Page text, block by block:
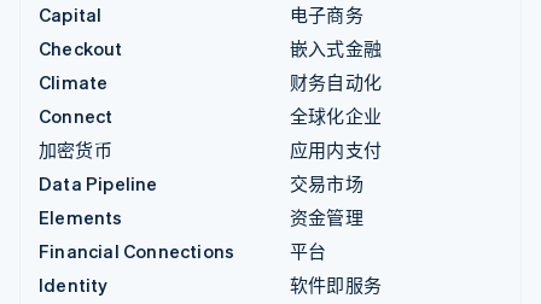
Capital
Checkout
Climate
Connect
加密货币
Data Pipeline
Elements
Financial Connections
Identity
电子商务
嵌入式金融
财务自动化
全球化企业
应用内支付
交易市场
资金管理
平台
软件即服务